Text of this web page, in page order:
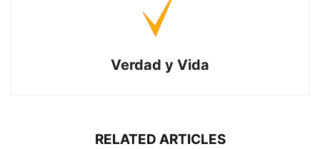
Verdad y Vida
RELATED ARTICLES